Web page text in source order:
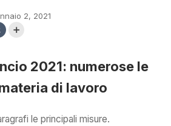
2, 2021
2021: numerose le
di lavoro
le principali misure.